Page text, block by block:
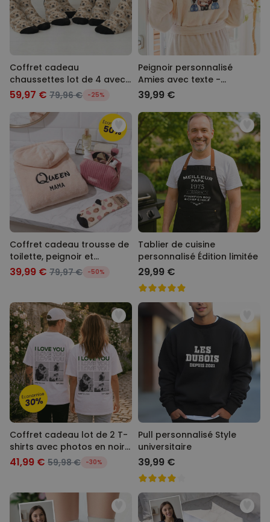
Coffret cadeau
chaussettes lot de 4 avec
visage
59,97 € 79,96 € -25%
Peignoir personnalisé
Amies avec texte -
Illustration
39,99 €
Coffret cadeau trousse de
toilette, peignoir et
chaussettes
39,99 € 79,97 € -50%
Tablier de cuisine
personnalisé Édition limitée
29,99 €
Coffret cadeau lot de 2 T-
shirts avec photos en noir
et blanc et texte
41,99 € 59,98 € -30%
Pull personnalisé Style
universitaire
39,99 €